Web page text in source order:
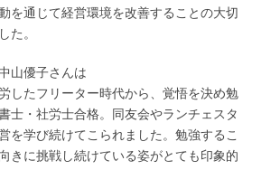
を通じて経営環境を改善することの大切
た。
山優子さんは
したフリーター時代から、覚悟を決め勉
士・社労士合格。同友会やランチェスタ
を学び続けてこられました。勉強するこ
きに挑戦し続けている姿がとても印象的